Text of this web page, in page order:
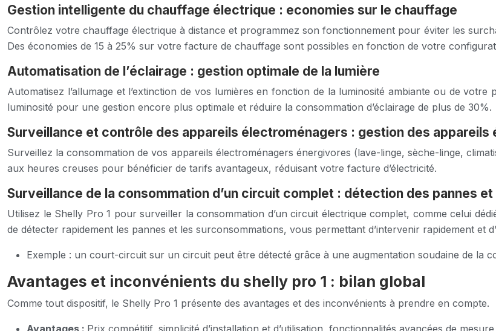
Gestion intelligente du chauffage électrique : economies sur le chauffage
Contrôlez votre chauffage électrique à distance et programmez son fonctionnement pour éviter les
Des économies de 15 à 25% sur votre facture de chauffage sont possibles en fonction de votre
Automatisation de l’éclairage : gestion optimale de la lumière
Automatisez l’allumage et l’extinction de vos lumières en fonction de la luminosité ambiante ou de
luminosité pour une gestion encore plus optimale et réduire la consommation d’éclairage de plus de 30%.
Surveillance et contrôle des appareils électroménagers : gestion des appareils
Surveillez la consommation de vos appareils électroménagers énergivores (lave-linge, sèche-linge,
aux heures creuses pour bénéficier de tarifs avantageux, réduisant votre facture d’électricité.
Surveillance de la consommation d’un circuit complet : détection des pannes
Utilisez le Shelly Pro 1 pour surveiller la consommation d’un circuit électrique complet, comme celui
de détecter rapidement les pannes et les surconsommations, vous permettant d’intervenir rapidement et
Exemple : un court-circuit sur un circuit peut être détecté grâce à une augmentation soudaine de la
Avantages et inconvénients du shelly pro 1 : bilan global
Comme tout dispositif, le Shelly Pro 1 présente des avantages et des inconvénients à prendre en compte.
Avantages : Prix compétitif, simplicité d’installation et d’utilisation, fonctionnalités avancées de